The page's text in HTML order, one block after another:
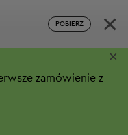
POBIERZ ×
zamówienie z
×